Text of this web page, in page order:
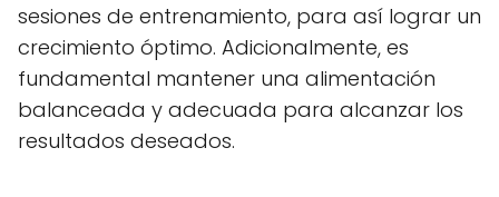
sesiones de entrenamiento, para así lograr un
crecimiento óptimo. Adicionalmente, es
fundamental mantener una alimentación
balanceada y adecuada para alcanzar los
resultados deseados.